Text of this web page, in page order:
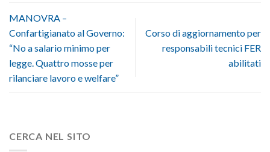
MANOVRA –
Confartigianato al Governo:
“No a salario minimo per
legge. Quattro mosse per
rilanciare lavoro e welfare”
Corso di aggiornamento per
responsabili tecnici FER
abilitati
CERCA NEL SITO